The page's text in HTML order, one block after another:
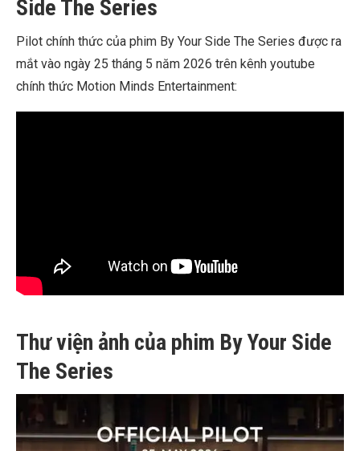
Side The Series
Pilot chính thức của phim By Your Side The Series được ra
mắt vào ngày 25 tháng 5 năm 2026 trên kênh youtube
chính thức Motion Minds Entertainment:
Thư viện ảnh của phim By Your Side
The Series